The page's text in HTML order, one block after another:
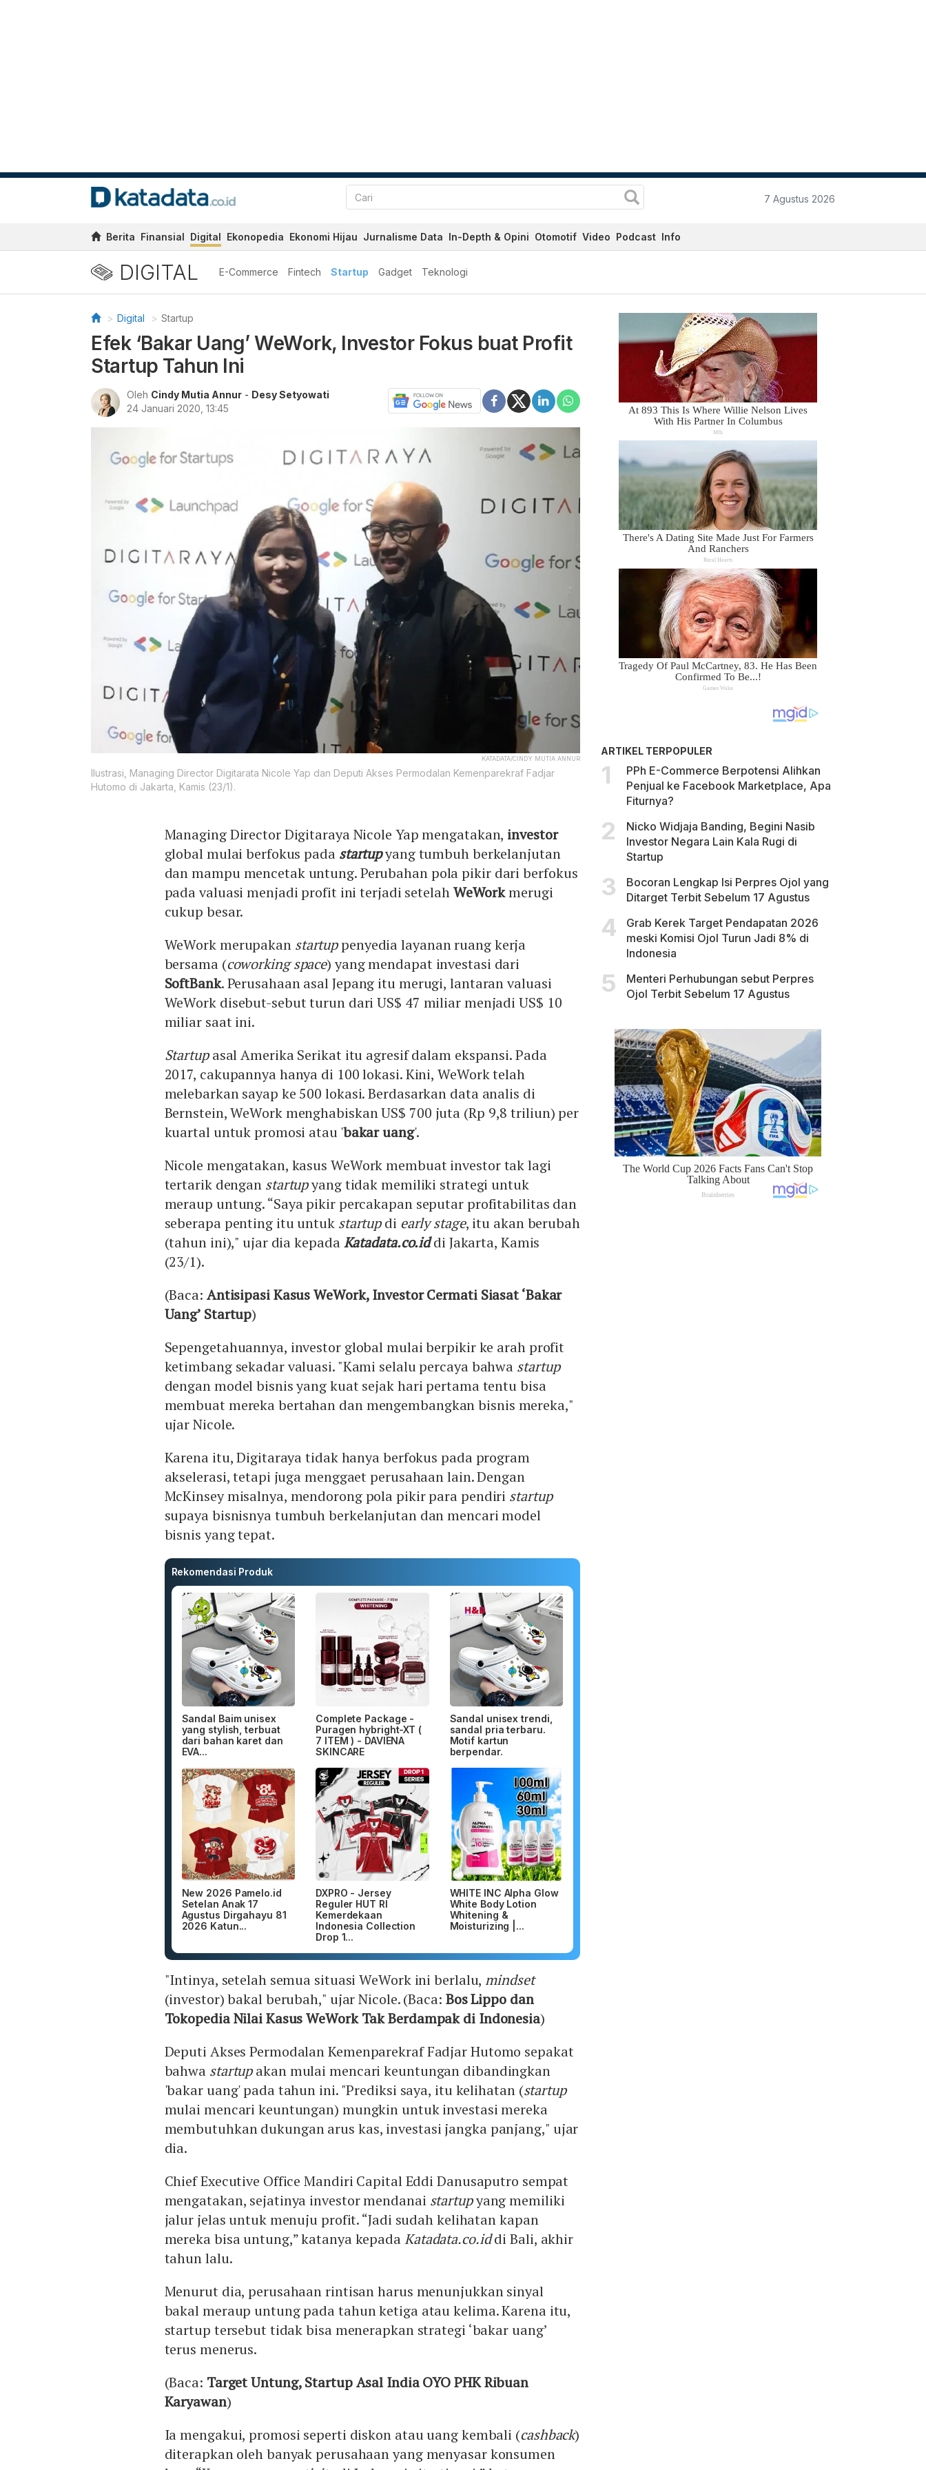
7 Agustus 2026
Berita Finansial Digital Ekonopedia Ekonomi Hijau Jurnalisme Data In-Depth & Opini Otomotif Video Podcast Info
DIGITAL E-Commerce Fintech Startup Gadget Teknologi
Digital Startup
Efek ‘Bakar Uang’ WeWork, Investor Fokus buat Profit
Startup Tahun Ini
Oleh Cindy Mutia Annur - Desy Setyowati
24 Januari 2020, 13:45
KATADATA/CINDY MUTIA ANNUR
Ilustrasi, Managing Director Digitarata Nicole Yap dan Deputi Akses Permodalan Kemenparekraf Fadjar
Hutomo di Jakarta, Kamis (23/1).
Managing Director Digitaraya Nicole Yap mengatakan, investor
global mulai berfokus pada startupyang tumbuh berkelanjutan
dan mampu mencetak untung. Perubahan pola pikir dari berfokus
pada valuasi menjadi profit ini terjadi setelahWeWorkmerugi
cukup besar.
WeWork merupakan startuppenyedia layanan ruang kerja
bersama (coworking space) yang mendapat investasi dari
SoftBank. Perusahaan asal Jepang itu merugi, lantaran valuasi
WeWork disebut-sebut turun dari US$ 47 miliar menjadi US$ 10
miliar saat ini.
Startupasal Amerika Serikat itu agresif dalam ekspansi. Pada
2017, cakupannya hanya di 100 lokasi. Kini, WeWork telah
melebarkan sayap ke 500 lokasi. Berdasarkan data analis di
Bernstein, WeWork menghabiskan US$ 700 juta (Rp 9,8 triliun) per
kuartal untuk promosi atau 'bakar uang'.
Nicole mengatakan, kasus WeWork membuat investor tak lagi
tertarik dengan startupyang tidak memiliki strategi untuk
meraup untung. “Saya pikir percakapan seputar profitabilitas dan
seberapa penting itu untuk startupdi early stage, itu akan berubah
(tahun ini)," ujar dia kepadaKatadata.co.iddi Jakarta, Kamis
(23/1).
(Baca: Antisipasi Kasus WeWork, Investor Cermati Siasat ‘Bakar
Uang’ Startup)
Sepengetahuannya, investor global mulai berpikir ke arah profit
ketimbang sekadar valuasi. "Kami selalu percaya bahwa startup
dengan model bisnis yang kuat sejak hari pertama tentu bisa
membuat mereka bertahan dan mengembangkan bisnis mereka,"
ujar Nicole.
Karena itu, Digitaraya tidak hanya berfokus pada program
akselerasi, tetapi juga menggaet perusahaan lain. Dengan
McKinsey misalnya, mendorong pola pikir para pendiri startup
supaya bisnisnya tumbuh berkelanjutan dan mencari model
bisnis yang tepat.
Rekomendasi Produk
Sandal Baim unisex
yang stylish, terbuat
dari bahan karet dan
EVA...
Complete Package -
Puragen hybright-XT (
7 ITEM ) - DAVIENA
SKINCARE
Sandal unisex trendi,
sandal pria terbaru.
Motif kartun
berpendar.
New 2026 Pamelo.id
Setelan Anak 17
Agustus Dirgahayu 81
2026 Katun...
DXPRO - Jersey
Reguler HUT RI
Kemerdekaan
Indonesia Collection
Drop 1...
WHITE INC Alpha Glow
White Body Lotion
Whitening &
Moisturizing |...
"Intinya, setelah semua situasi WeWork ini berlalu,mindset
(investor) bakal berubah," ujar Nicole. (Baca: Bos Lippo dan
Tokopedia Nilai Kasus WeWork Tak Berdampak di Indonesia)
Deputi Akses Permodalan Kemenparekraf Fadjar Hutomo sepakat
bahwa startupakan mulai mencari keuntungan dibandingkan
'bakar uang' pada tahun ini. "Prediksi saya, itu kelihatan (startup
mulai mencari keuntungan) mungkin untuk investasi mereka
membutuhkan dukungan arus kas, investasi jangka panjang," ujar
dia.
Chief Executive Office Mandiri Capital Eddi Danusaputro sempat
mengatakan, sejatinya investor mendanai startupyang memiliki
jalur jelas untuk menuju profit. “Jadi sudah kelihatan kapan
mereka bisa untung,” katanya kepadaKatadata.co.iddi Bali, akhir
tahun lalu.
Menurut dia, perusahaan rintisan harus menunjukkan sinyal
bakal meraup untung pada tahun ketiga atau kelima. Karena itu,
startup tersebut tidak bisa menerapkan strategi ‘bakar uang’
terus menerus.
(Baca: Target Untung, Startup Asal India OYO PHK Ribuan
Karyawan)
Ia mengakui, promosi seperti diskon atau uang kembali (cashback)
diterapkan oleh banyak perusahaan yang menyasar konsumen
ARTIKEL TERPOPULER
PPh E-Commerce Berpotensi Alihkan
Penjual ke Facebook Marketplace, Apa
Fiturnya?
Nicko Widjaja Banding, Begini Nasib
Investor Negara Lain Kala Rugi di
Startup
Bocoran Lengkap Isi Perpres Ojol yang
Ditarget Terbit Sebelum 17 Agustus
Grab Kerek Target Pendapatan 2026
meski Komisi Ojol Turun Jadi 8% di
Indonesia
Menteri Perhubungan sebut Perpres
Ojol Terbit Sebelum 17 Agustus